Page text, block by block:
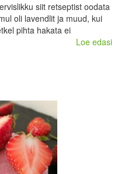
siit retseptist oodata
oli lavendlit ja muud, kui
pihta hakata ei
Loe edasi